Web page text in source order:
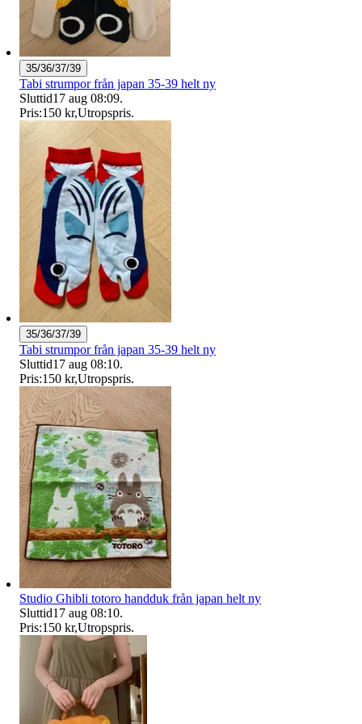
35/36/37/39
Tabi strumpor från japan 35-39 helt ny
Sluttid17 aug 08:09.
Pris:150 kr,Utropspris.
35/36/37/39
Tabi strumpor från japan 35-39 helt ny
Sluttid17 aug 08:10.
Pris:150 kr,Utropspris.
Studio Ghibli totoro handduk från japan helt ny
Sluttid17 aug 08:10.
Pris:150 kr,Utropspris.